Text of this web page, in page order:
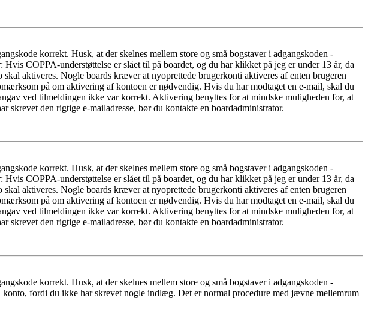
korrekt. Husk, at der skelnes mellem store og små bogstaver i adgangskoden -
COPPA-understøttelse er slået til på boardet, og du har klikket på jeg er under 13 år, da
aktiveres. Nogle boards kræver at nyoprettede brugerkonti aktiveres af enten brugeren
på om aktivering af kontoen er nødvendig. Hvis du har modtaget en e-mail, skal du
ved tilmeldingen ikke var korrekt. Aktivering benyttes for at mindske muligheden for, at
skrevet den rigtige e-mailadresse, bør du kontakte en boardadministrator.
korrekt. Husk, at der skelnes mellem store og små bogstaver i adgangskoden -
COPPA-understøttelse er slået til på boardet, og du har klikket på jeg er under 13 år, da
aktiveres. Nogle boards kræver at nyoprettede brugerkonti aktiveres af enten brugeren
på om aktivering af kontoen er nødvendig. Hvis du har modtaget en e-mail, skal du
ved tilmeldingen ikke var korrekt. Aktivering benyttes for at mindske muligheden for, at
skrevet den rigtige e-mailadresse, bør du kontakte en boardadministrator.
korrekt. Husk, at der skelnes mellem store og små bogstaver i adgangskoden -
fordi du ikke har skrevet nogle indlæg. Det er normal procedure med jævne mellemrum